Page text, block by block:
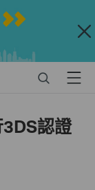
Close
SearchMenu
認證